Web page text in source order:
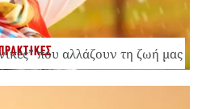
που αλλάζουν τη ζωή μας